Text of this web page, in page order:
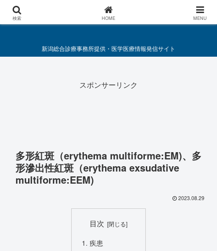
総合診療・救急医療施策要綱
新潟総合診療事務所提供・医学医療情報発信サイト
スポンサーリンク
多形紅斑（erythema multiforme:EM)、多
形滲出性紅斑（erythema exsudative
multiforme:EEM)
2023.08.29
目次
疾患
検索 HOME MENU